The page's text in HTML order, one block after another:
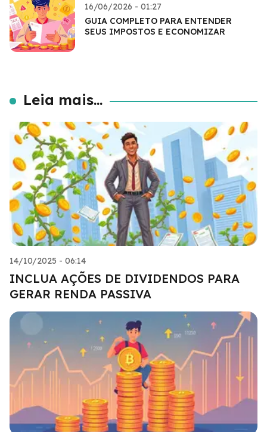
16/06/2026 - 01:27
GUIA COMPLETO PARA ENTENDER
SEUS IMPOSTOS E ECONOMIZAR
Leia mais...
14/10/2025 - 06:14
INCLUA AÇÕES DE DIVIDENDOS PARA
GERAR RENDA PASSIVA